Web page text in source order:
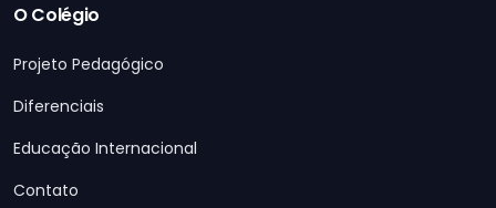
O Colégio
Projeto Pedagógico
Diferenciais
Educação Internacional
Contato